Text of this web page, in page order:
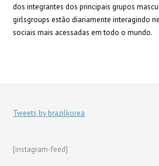
dos integrantes dos principais grupos
girlsgroups estão diariamente interagindo
sociais mais acessadas em todo o mundo.
Tweets by brazilkorea
[instagram-feed]